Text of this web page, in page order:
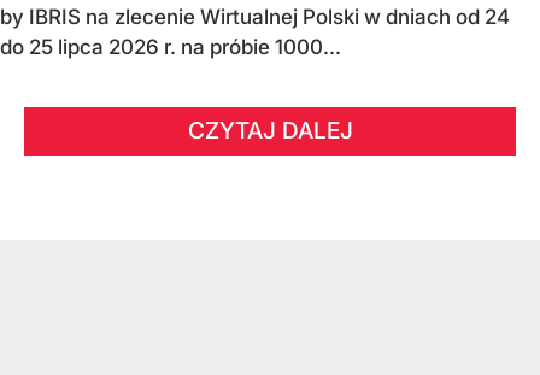
by IBRIS na zlecenie Wirtualnej Polski w dniach od 24
do 25 lipca 2026 r. na próbie 1000...
CZYTAJ DALEJ